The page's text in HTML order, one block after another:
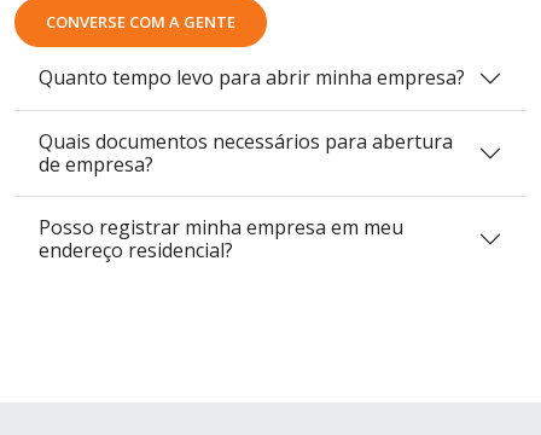
CONVERSE COM A GENTE
Quanto tempo levo para abrir minha empresa?
Quais documentos necessários para abertura
de empresa?
Posso registrar minha empresa em meu
endereço residencial?